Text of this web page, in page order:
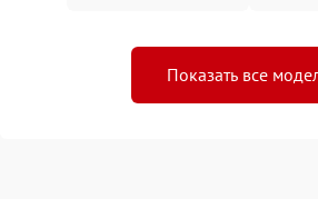
Показать все